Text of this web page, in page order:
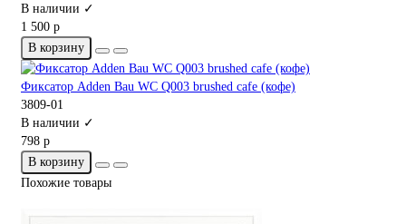
В наличии ✓
1 500 р
В корзину
Фиксатор Adden Bau WC Q003 brushed cafe (кофе)
3809-01
В наличии ✓
798 р
В корзину
Похожие товары